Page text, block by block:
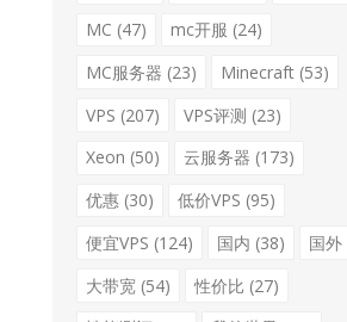
MC (47) mc开服 (24)
MC服务器 (23) Minecraft (53)
VPS (207) VPS评测 (23)
Xeon (50) 云服务器 (173)
优惠 (30) 低价VPS (95)
便宜VPS (124) 国内 (38) 国外
大带宽 (54) 性价比 (27)